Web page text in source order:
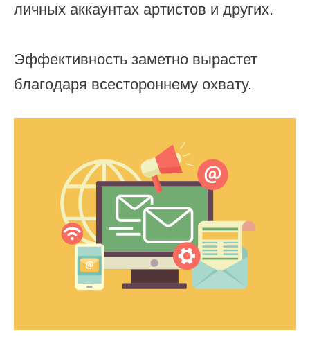
личных аккаунтах артистов и других.
Эффективность заметно вырастет
благодаря всестороннему охвату.